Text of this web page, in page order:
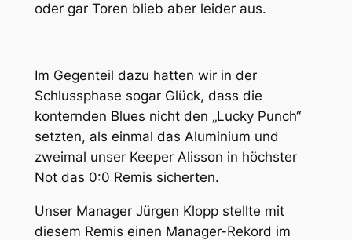
oder gar Toren blieb aber leider aus.
Im Gegenteil dazu hatten wir in der
Schlussphase sogar Glück, dass die
konternden Blues nicht den „Lucky Punch“
setzten, als einmal das Aluminium und
zweimal unser Keeper Alisson in höchster
Not das 0:0 Remis sicherten.
Unser Manager Jürgen Klopp stellte mit
diesem Remis einen Manager-Rekord im